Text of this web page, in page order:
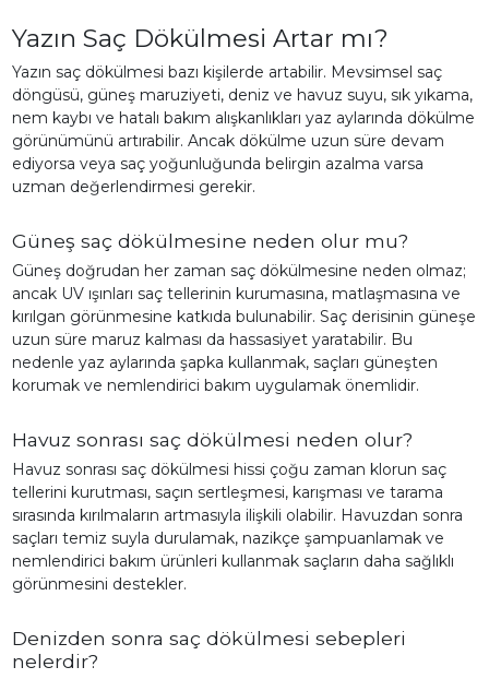
Yazın Saç Dökülmesi Artar mı?
Yazın saç dökülmesi bazı kişilerde artabilir. Mevsimsel saç
döngüsü, güneş maruziyeti, deniz ve havuz suyu, sık yıkama,
nem kaybı ve hatalı bakım alışkanlıkları yaz aylarında dökülme
görünümünü artırabilir. Ancak dökülme uzun süre devam
ediyorsa veya saç yoğunluğunda belirgin azalma varsa
uzman değerlendirmesi gerekir.
Güneş saç dökülmesine neden olur mu?
Güneş doğrudan her zaman saç dökülmesine neden olmaz;
ancak UV ışınları saç tellerinin kurumasına, matlaşmasına ve
kırılgan görünmesine katkıda bulunabilir. Saç derisinin güneşe
uzun süre maruz kalması da hassasiyet yaratabilir. Bu
nedenle yaz aylarında şapka kullanmak, saçları güneşten
korumak ve nemlendirici bakım uygulamak önemlidir.
Havuz sonrası saç dökülmesi neden olur?
Havuz sonrası saç dökülmesi hissi çoğu zaman klorun saç
tellerini kurutması, saçın sertleşmesi, karışması ve tarama
sırasında kırılmaların artmasıyla ilişkili olabilir. Havuzdan sonra
saçları temiz suyla durulamak, nazikçe şampuanlamak ve
nemlendirici bakım ürünleri kullanmak saçların daha sağlıklı
görünmesini destekler.
Denizden sonra saç dökülmesi sebepleri
nelerdir?